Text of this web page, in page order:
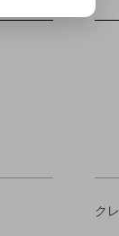
ク